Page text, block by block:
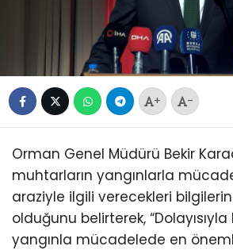
+ -
Orman Genel Müdürü Bekir
muhtarların yangınlarla
araziyle ilgili verecekleri
olduğunu belirterek,
yangınla mücadelede en